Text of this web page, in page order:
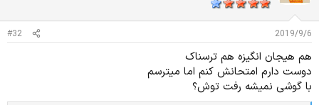
ت
:
2019/9/6
#32
هم هیجان انگیزه هم ترسناک
دوست دارم امتحانش کنم اما میترسم
با گوشی نمیشه رفت توش؟